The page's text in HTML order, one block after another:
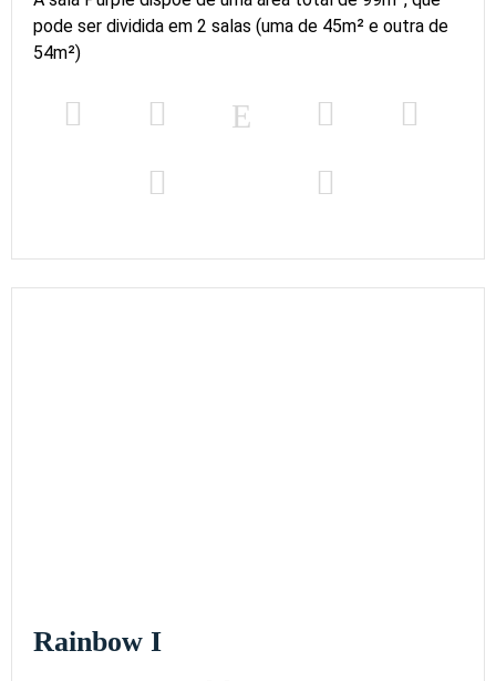
pode ser dividida em 2 salas (uma de 45m² e outra de
54m²)
Rainbow I